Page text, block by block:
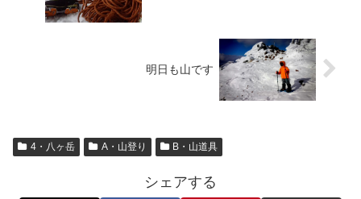
明日も山です
4・八ヶ岳 A・山登り B・山道具
シェアする